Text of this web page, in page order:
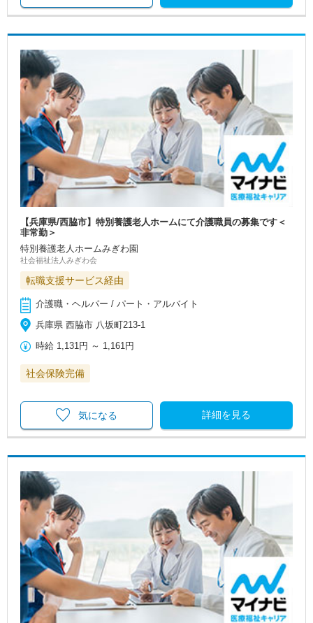
【兵庫県/西脇市】特別養護老人ホームにて介護職員の募集です＜
非常勤＞
特別養護老人ホームみぎわ園
社会福祉法人みぎわ会
転職支援サービス経由
介護職・ヘルパー / パート・アルバイト
兵庫県 西脇市 八坂町213-1
時給 1,131円 ～ 1,161円
社会保険完備
詳細を見る
気になる